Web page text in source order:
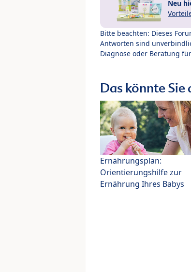
Neu
Bitte beachten: Dieses
Antworten sind
Diagnose oder Beratung
Das könnte Sie
Ernährungsplan:
Orientierungshilfe zur
Ernährung Ihres Babys